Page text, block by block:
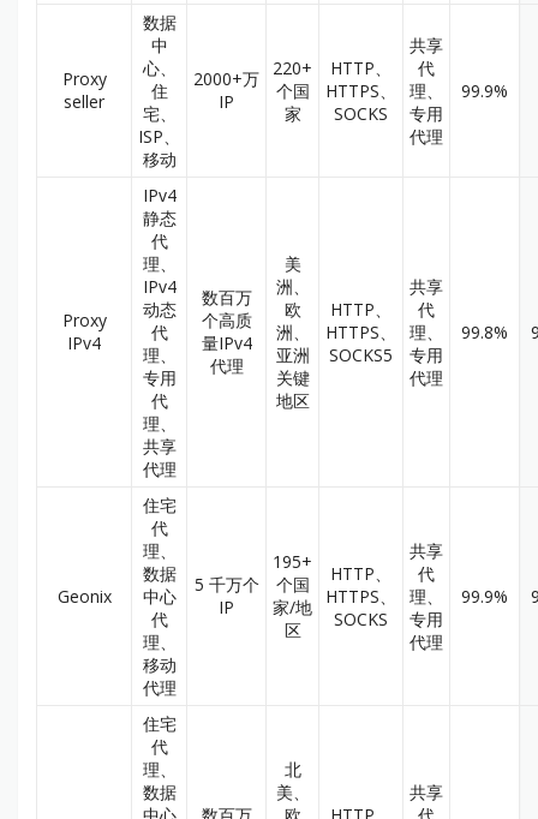
Proxy
seller
数据
中
心、
住
宅、
ISP、
移动
2000+万
IP
220+
个国
家
HTTP、
HTTPS、
SOCKS
共享
代
理、
专用
代理
99.9%
Proxy
IPv4
IPv4
静态
代
理、
IPv4
动态
代
理、
专用
代
理、
共享
代理
数百万
个高质
量IPv4
代理
美
洲、
欧
洲、
亚洲
关键
地区
HTTP、
HTTPS、
SOCKS5
共享
代
理、
专用
代理
99.8%
Geonix
住宅
代
理、
数据
中心
代
理、
移动
代理
5 千万个
IP
195+
个国
家/地
区
HTTP、
HTTPS、
SOCKS
共享
代
理、
专用
代理
99.9%
住宅
代
理、
数据
北
美、
共享